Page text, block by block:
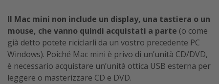
Il Mac mini non include un display, una tastiera o un
mouse, che vanno quindi acquistati a parte (o come
già detto potete riciclarli da un vostro precedente PC
Windows). Poiché Mac mini è privo di un’unità CD/DVD,
è necessario acquistare un’unità ottica USB esterna per
leggere o masterizzare CD e DVD.